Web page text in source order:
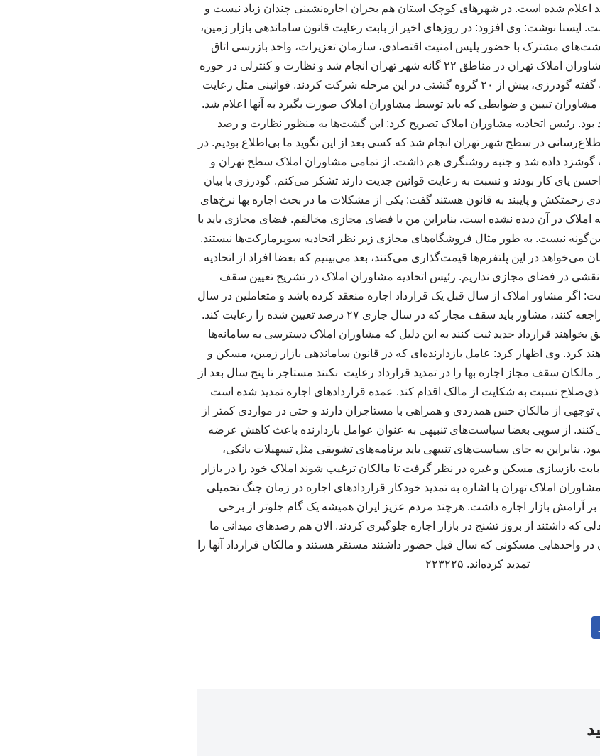
در استان تهران ۲۳ درصد اعلام شده است. در شهرهای کوچک استان هم بحران اجاره‌نشینی چندان زیاد نیست و
ایسنا نوشت: وی افزود: در روزهای اخیر از بابت رعایت قانون ساماندهی بازار زمین،
مشترک با حضور پلیس امنیت اقتصادی، سازمان تعزیرات، واحد بازرسی اتاق
اصناف تهران و بازرسان اتحادیه مشاوران املاک تهران در مناطق ۲۲ گانه شهر تهران انجام شد و نظارت و کنترلی در حوزه
مشاوران املاک صورت گرفت. به گفته گودرزی، بیش از ۲۰ گروه گشتی در این مرحله شرکت کردند. قوانینی مثل رعایت
تبیین و ضوابطی که باید توسط مشاوران املاک صورت بگیرد به آنها اعلام شد.
رئیس اتحادیه مشاوران املاک تصریح کرد: این گشت‌ها به منظور نظارت و رصد
در سطح شهر تهران انجام شد که کسی بعد از این نگوید ما بی‌اطلاع بودیم. در
داده شد و جنبه روشنگری هم داشت. از تمامی مشاوران املاک سطح تهران و
پای کار بودند و نسبت به رعایت قوانین جدیت دارند تشکر می‌کنم. گودرزی با بیان
زحمتکش و پایبند به قانون هستند گفت: یکی از مشکلات ما در بحث اجاره بها نرخ‌های
در آن دیده نشده است. بنابراین من با فضای مجازی مخالفم. فضای مجازی باید با
نیست. به طور مثال فروشگاه‌های مجازی زیر نظر اتحادیه سوپرمارکت‌ها نیستند.
در این پلتفرم‌ها قیمت‌گذاری می‌کنند، بعد می‌بینیم که بعضا افراد از اتحادیه
نقشی در فضای مجازی نداریم. رئیس اتحادیه مشاوران املاک در تشریح تعیین سقف
اگر مشاور املاک از سال قبل یک قرارداد اجاره منعقد کرده باشد و متعاملین در سال
جاری برای تمدید به دفتر املاک مراجعه کنند، مشاور باید سقف مجاز که در سال جاری ۲۷ درصد تعیین شده را رعایت کند.
بخواهند قرارداد جدید ثبت کنند به این دلیل که مشاوران املاک دسترسی به سامانه‌ها
کرد. وی اظهار کرد: عامل بازدارنده‌ای که در قانون ساماندهی بازار زمین، مسکن و
مالکان سقف مجاز اجاره بها را در تمدید قرارداد رعایت نکنند مستاجر تا پنج سال بعد از
ذی‌صلاح نسبت به شکایت از مالک اقدام کند. عمده قراردادهای اجاره تمدید شده است
توجهی از مالکان حس همدردی و همراهی با مستاجران دارند و حتی در مواردی کمتر از
از سویی بعضا سیاست‌های تنبیهی به عنوان عوامل بازدارنده باعث کاهش عرضه
بنابراین به جای سیاست‌های تنبیهی باید برنامه‌های تشویقی مثل تسهیلات بانکی،
بازسازی مسکن و غیره در نظر گرفت تا مالکان ترغیب شوند املاک خود را در بازار
املاک تهران با اشاره به تمدید خودکار قراردادهای اجاره در زمان جنگ تحمیلی
آرامش بازار اجاره داشت. هرچند مردم عزیز ایران همیشه یک گام جلوتر از برخی
که داشتند از بروز تشنج در بازار اجاره جلوگیری کردند. الان هم رصدهای میدانی ما
واحدهایی مسکونی که سال قبل حضور داشتند مستقر هستند و مالکان قرارداد آنها را
تمدید کرده‌اند. ۲۲۳۲۲۵